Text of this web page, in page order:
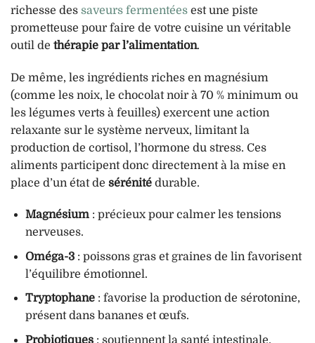
richesse des saveurs fermentées est une piste
prometteuse pour faire de votre cuisine un véritable
outil de thérapie par l’alimentation.
De même, les ingrédients riches en magnésium
(comme les noix, le chocolat noir à 70 % minimum ou
les légumes verts à feuilles) exercent une action
relaxante sur le système nerveux, limitant la
production de cortisol, l’hormone du stress. Ces
aliments participent donc directement à la mise en
place d’un état de sérénité durable.
Magnésium: précieux pour calmer les tensions
nerveuses.
Oméga-3: poissons gras et graines de lin favorisent
l’équilibre émotionnel.
Tryptophane: favorise la production de sérotonine,
présent dans bananes et œufs.
Probiotiques: soutiennent la santé intestinale.